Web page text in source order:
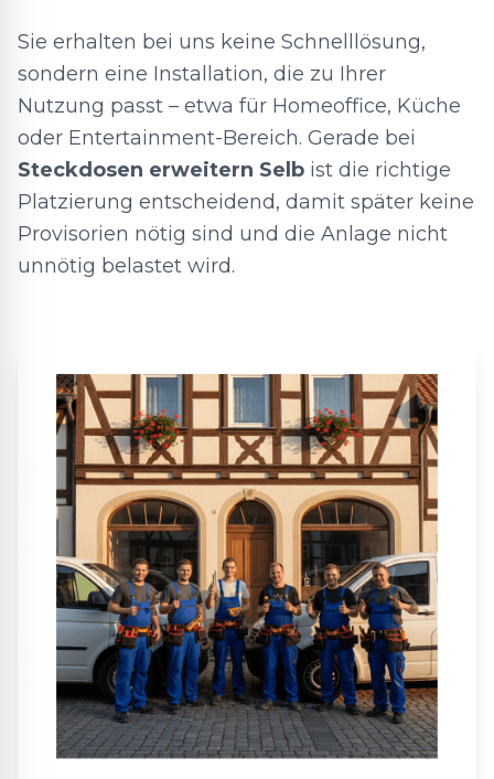
Sie erhalten bei uns keine Schnelllösung,
sondern eine Installation, die zu Ihrer
Nutzung passt – etwa für Homeoffice, Küche
oder Entertainment-Bereich. Gerade bei
Steckdosen erweitern Selb ist die richtige
Platzierung entscheidend, damit später keine
Provisorien nötig sind und die Anlage nicht
unnötig belastet wird.